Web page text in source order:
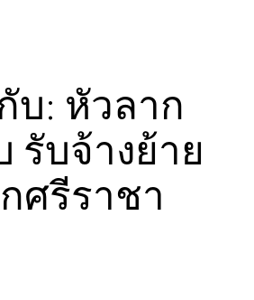
บ: หัวลาก
รับจ้างย้าย
ศรีราชา